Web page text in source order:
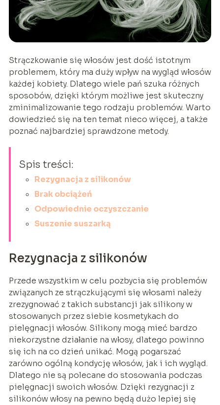
Strączkowanie się włosów jest dość istotnym
problemem, który ma duży wpływ na wygląd włosów
każdej kobiety. Dlatego wiele pań szuka różnych
sposobów, dzięki którym możliwe jest skuteczny
zminimalizowanie tego rodzaju problemów. Warto
dowiedzieć się na ten temat nieco więcej, a także
poznać najbardziej sprawdzone metody.
Spis treści:
Rezygnacja z silikonów
Brak obciążeń
Odpowiednie oczyszczanie
Suszenie suszarką
Rezygnacja z silikonów
Przede wszystkim w celu pozbycia się problemów
związanych ze strączkującymi się włosami należy
zrezygnować z takich substancji jak silikony w
stosowanych przez siebie kosmetykach do
pielęgnacji włosów. Silikony mogą mieć bardzo
niekorzystne działanie na włosy, dlatego powinno
się ich na co dzień unikać. Mogą pogarszać
zarówno ogólną kondycję włosów, jak i ich wygląd.
Dlatego nie są polecane do stosowania podczas
pielęgnacji swoich włosów. Dzięki rezygnacji z
silikonów włosy na pewno będą dużo lepiej się